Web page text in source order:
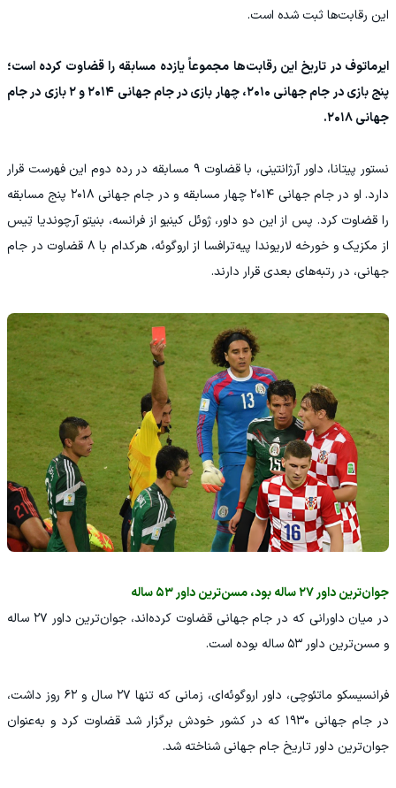
این رقابت‌ها ثبت شده است.
ایرماتوف در تاریخ این رقابت‌ها مجموعاً یازده مسابقه را قضاوت کرده است؛
پنج بازی در جام جهانی ۲۰۱۰، چهار بازی در جام جهانی ۲۰۱۴ و ۲ بازی در جام
جهانی ۲۰۱۸.
نستور پیتانا، داور آرژانتینی، با قضاوت ۹ مسابقه در رده دوم این فهرست قرار
دارد. او در جام جهانی ۲۰۱۴ چهار مسابقه و در جام جهانی ۲۰۱۸ پنج مسابقه
را قضاوت کرد. پس از این دو داور، ژوئل کینیو از فرانسه، بنیتو آرچوندیا تِیس
از مکزیک و خورخه لاریوندا پیه‌ترافسا از اروگوئه، هرکدام با ۸ قضاوت در جام
جهانی، در رتبه‌های بعدی قرار دارند.
جوان‌ترین داور ۲۷ ساله بود، مسن‌ترین داور ۵۳ ساله
در میان داورانی که در جام جهانی قضاوت کرده‌اند، جوان‌ترین داور ۲۷ ساله
و مسن‌ترین داور ۵۳ ساله بوده است.
فرانسیسکو ماتئوچی، داور اروگوئه‌ای، زمانی که تنها ۲۷ سال و ۶۲ روز داشت،
در جام جهانی ۱۹۳۰ که در کشور خودش برگزار شد قضاوت کرد و به‌عنوان
جوان‌ترین داور تاریخ جام جهانی شناخته شد.